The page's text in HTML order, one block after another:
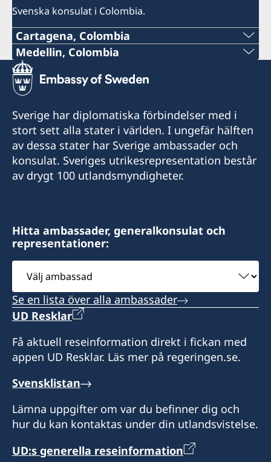
Svenska konsulat i Colombia.
Cartagena, Colombia
Telefon:
+57 605 650 2232
consuladosueciacartagena@gmail.com
Besöksadress: Sociedad Portuaria de Cartagena
S.A., Barrio Manga, Terminal Maritimo,
Öppettider: måndag-fredag 09:00-11:00 genom
tidsbokning via e-post
Konsul:
Manuel Giovanni Benedetti Rodriguez
Medellin, Colombia
Telefon:
+57 604 322 0520
E-post:
consulsueciamed@gmail.com
Besöksadress: Consulado de Suecia, Carrera
Öppettider: måndag, onsdag och torsdag
09.00-12.00, samt
tisdag och fredag genom tidsbokning
Konsul:
Camila Platin
Sverige har diplomatiska förbindelser med i
stort sett alla stater i världen. I ungefär hälften
av dessa stater har Sverige ambassader och
konsulat. Sveriges utrikesrepresentation består
av drygt 100 utlandsmyndigheter.
Hitta ambassader, generalkonsulat och
representationer:
Välj
ambassad
Se en lista över alla ambassader
UD Resklar
Få aktuell reseinformation direkt i fickan med
appen UD Resklar. Läs mer på regeringen.se.
Svensklistan
Lämna uppgifter om var du befinner dig och
hur du kan kontaktas under din utlandsvistelse.
UD:s generella reseinformation